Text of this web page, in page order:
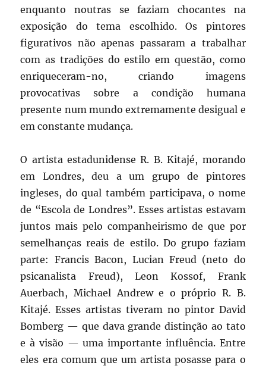
enquanto noutras se faziam chocantes na
exposição do tema escolhido. Os pintores
figurativos não apenas passaram a trabalhar
com as tradições do estilo em questão, como
enriqueceram-no, criando imagens
provocativas sobre a condição humana
presente num mundo extremamente desigual e
em constante mudança.
O artista estadunidense R. B. Kitajé, morando
em Londres, deu a um grupo de pintores
ingleses, do qual também participava, o nome
de “Escola de Londres”. Esses artistas estavam
juntos mais pelo companheirismo de que por
semelhanças reais de estilo. Do grupo faziam
parte: Francis Bacon, Lucian Freud (neto do
psicanalista Freud), Leon Kossof, Frank
Auerbach, Michael Andrew e o próprio R. B.
Kitajé. Esses artistas tiveram no pintor David
Bomberg — que dava grande distinção ao tato
e à visão — uma importante influência. Entre
eles era comum que um artista posasse para o